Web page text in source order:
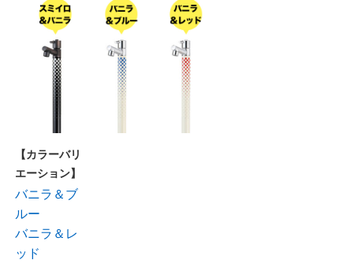
【カラーバリ
エーション】
バニラ＆ブ
ルー
バニラ＆レ
ッド